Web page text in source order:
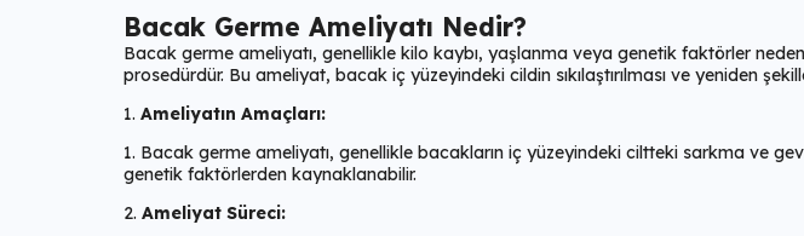
Bacak Germe Ameliyatı Nedir?
Bacak germe ameliyatı, genellikle kilo kaybı, yaşlanma veya genetik faktörler
prosedürdür. Bu ameliyat, bacak iç yüzeyindeki cildin sıkılaştırılması ve yeniden
Ameliyatın Amaçları:
Bacak germe ameliyatı, genellikle bacakların iç yüzeyindeki ciltteki sarkma ve
genetik faktörlerden kaynaklanabilir.
Ameliyat Süreci: